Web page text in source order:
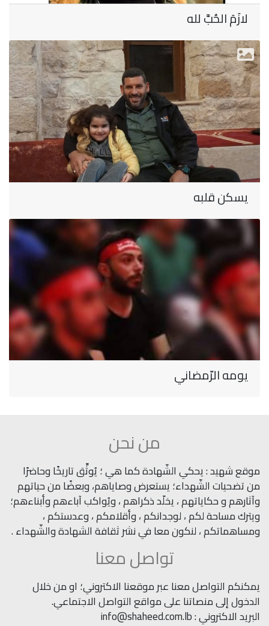
لازَمَ الحُبَّ لله
يسكن قلبه
يومه الرّمضاني
من نحن
موقع شهيد : يحكي الشّهادة كما هي ؛ يُوثِّق تاريخًا وحاضرًا
من تضحيات الشّهداء؛ يستعرض وصاياهم، وبعضًا من حياتهم
وآثارهم و حكاياتهم ، يخلّد ذكراهم ، ويُواكب آباءهم وأبناءهم؛
ويترك مساحة لكم ، لوجدانكم ، وأقلامكم ، وعدستكم ،
ومساهماتكم ، لنكون معا في نشر ثقافة الشهادة والشّهداء .
تواصل معنا
يمكنكم التواصل معنا عبر موقعنا الاكتروني؛ او من خلال
الدخول إلى منصاتنا على مواقع التواصل الاجتماعي.
البريد الاكتروني : info@shaheed.com.lb